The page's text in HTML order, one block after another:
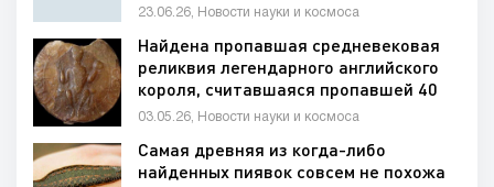
23.06.26, Новости науки и космоса
Найдена пропавшая средневековая
реликвия легендарного английского
короля, считавшаяся пропавшей 40
лет
03.05.26, Новости науки и космоса
Самая древняя из когда-либо
найденных пиявок совсем не похожа